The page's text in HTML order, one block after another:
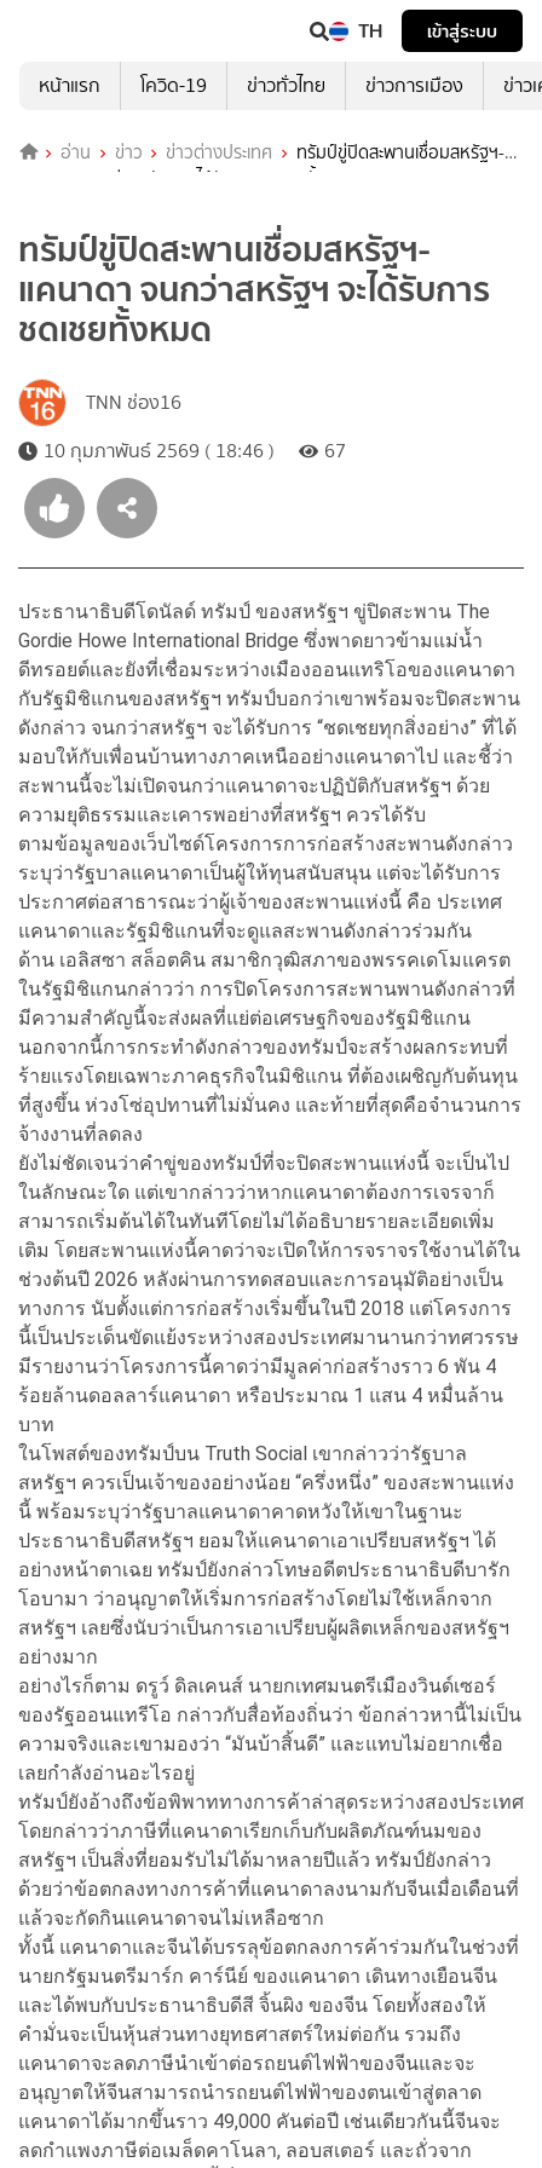
TH
เข้าสู่ระบบ
หน้าแรก
โควิด-19 ข่าวทั่วไทย ข่าวการเมือง ข่าว
อ่าน ข่าว ข่าวต่างประเทศ
ทรัมป์ขู่ปิดสะพานเชื่อมสหรัฐฯ-
แคนาดา จนกว่าสหรัฐฯ จะได้รับการชดเชยทั้งหมด
ทรัมป์ขู่ปิดสะพานเชื่อมสหรัฐฯ-
แคนาดา จนกว่าสหรัฐฯ จะได้รับการ
ชดเชยทั้งหมด
TNN ช่อง16
10 กุมภาพันธ์ 2569 ( 18:46 )
67
ประธานาธิบดีโดนัลด์ ทรัมป์ ของสหรัฐฯ ขู่ปิดสะพาน The
Gordie Howe International Bridge ซึ่งพาดยาวข้ามแม่น้ำ
ดีทรอยต์และยังที่เชื่อมระหว่างเมืองออนแทริโอของแคนาดา
กับรัฐมิชิแกนของสหรัฐฯ ทรัมป์บอกว่าเขาพร้อมจะปิดสะพาน
ดังกล่าว จนกว่าสหรัฐฯ จะได้รับการ “ชดเชยทุกสิ่งอย่าง” ที่ได้
มอบให้กับเพื่อนบ้านทางภาคเหนืออย่างแคนาดาไป และชี้ว่า
สะพานนี้จะไม่เปิดจนกว่าแคนาดาจะปฏิบัติกับสหรัฐฯ ด้วย
ความยุติธรรมและเคารพอย่างที่สหรัฐฯ ควรได้รับ
ตามข้อมูลของเว็บไซด์โครงการการก่อสร้างสะพานดังกล่าว
ระบุว่ารัฐบาลแคนาดาเป็นผู้ให้ทุนสนับสนุน แต่จะได้รับการ
ประกาศต่อสาธารณะว่าผู้เจ้าของสะพานแห่งนี้ คือ ประเทศ
แคนาดาและรัฐมิชิแกนที่จะดูแลสะพานดังกล่าวร่วมกัน
ด้าน เอลิสซา สล็อตคิน สมาชิกวุฒิสภาของพรรคเดโมแครต
ในรัฐมิชิแกนกล่าวว่า การปิดโครงการสะพานพานดังกล่าวที่
มีความสำคัญนี้จะส่งผลที่แย่ต่อเศรษฐกิจของรัฐมิชิแกน
นอกจากนี้การกระทำดังกล่าวของทรัมป์จะสร้างผลกระทบที่
ร้ายแรงโดยเฉพาะภาคธุรกิจในมิชิแกน ที่ต้องเผชิญกับต้นทุน
ที่สูงขึ้น ห่วงโซ่อุปทานที่ไม่มั่นคง และท้ายที่สุดคือจำนวนการ
จ้างงานที่ลดลง
ยังไม่ชัดเจนว่าคำขู่ของทรัมป์ที่จะปิดสะพานแห่งนี้ จะเป็นไป
ในลักษณะใด แต่เขากล่าวว่าหากแคนาดาต้องการเจรจาก็
สามารถเริ่มต้นได้ในทันทีโดยไม่ได้อธิบายรายละเอียดเพิ่ม
เติม โดยสะพานแห่งนี้คาดว่าจะเปิดให้การจราจรใช้งานได้ใน
ช่วงต้นปี 2026 หลังผ่านการทดสอบและการอนุมัติอย่างเป็น
ทางการ นับตั้งแต่การก่อสร้างเริ่มขึ้นในปี 2018 แต่โครงการ
นี้เป็นประเด็นขัดแย้งระหว่างสองประเทศมานานกว่าทศวรรษ
มีรายงานว่าโครงการนี้คาดว่ามีมูลค่าก่อสร้างราว 6 พัน 4
ร้อยล้านดอลลาร์แคนาดา หรือประมาณ 1 แสน 4 หมื่นล้าน
บาท
ในโพสต์ของทรัมป์บน Truth Social เขากล่าวว่ารัฐบาล
สหรัฐฯ ควรเป็นเจ้าของอย่างน้อย “ครึ่งหนึ่ง” ของสะพานแห่ง
นี้ พร้อมระบุว่ารัฐบาลแคนาดาคาดหวังให้เขาในฐานะ
ประธานาธิบดีสหรัฐฯ ยอมให้แคนาดาเอาเปรียบสหรัฐฯ ได้
อย่างหน้าตาเฉย ทรัมป์ยังกล่าวโทษอดีตประธานาธิบดีบารัก
โอบามา ว่าอนุญาตให้เริ่มการก่อสร้างโดยไม่ใช้เหล็กจาก
สหรัฐฯ เลยซึ่งนับว่าเป็นการเอาเปรียบผู้ผลิตเหล็กของสหรัฐฯ
อย่างมาก
อย่างไรก็ตาม ดรูว์ ดิลเคนส์ นายกเทศมนตรีเมืองวินด์เซอร์
ของรัฐออนแทรีโอ กล่าวกับสื่อท้องถิ่นว่า ข้อกล่าวหานี้ไม่เป็น
ความจริงและเขามองว่า “มันบ้าสิ้นดี” และแทบไม่อยากเชื่อ
เลยกำลังอ่านอะไรอยู่
ทรัมป์ยังอ้างถึงข้อพิพาททางการค้าล่าสุดระหว่างสองประเทศ
โดยกล่าวว่าภาษีที่แคนาดาเรียกเก็บกับผลิตภัณฑ์นมของ
สหรัฐฯ เป็นสิ่งที่ยอมรับไม่ได้มาหลายปีแล้ว ทรัมป์ยังกล่าว
ด้วยว่าข้อตกลงทางการค้าที่แคนาดาลงนามกับจีนเมื่อเดือนที่
แล้วจะกัดกินแคนาดาจนไม่เหลือซาก
ทั้งนี้ แคนาดาและจีนได้บรรลุข้อตกลงการค้าร่วมกันในช่วงที่
นายกรัฐมนตรีมาร์ก คาร์นีย์ ของแคนาดา เดินทางเยือนจีน
และได้พบกับประธานาธิบดีสี จิ้นผิง ของจีน โดยทั้งสองให้
คำมั่นจะเป็นหุ้นส่วนทางยุทธศาสตร์ใหม่ต่อกัน รวมถึง
แคนาดาจะลดภาษีนำเข้าต่อรถยนต์ไฟฟ้าของจีนและจะ
อนุญาตให้จีนสามารถนำรถยนต์ไฟฟ้าของตนเข้าสู่ตลาด
แคนาดาได้มากขึ้นราว 49,000 คันต่อปี เช่นเดียวกันนี้จีนจะ
ลดกำแพงภาษีต่อเมล็ดคาโนลา, ลอบสเตอร์ และถั่วจาก